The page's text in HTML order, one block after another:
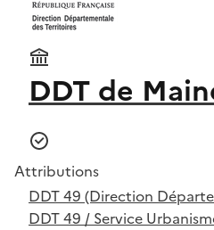
DDT de
Attributions
DDT 49 (Direction
DDT 49 / Service